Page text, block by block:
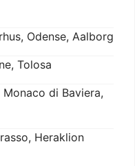
Odense, Aalborg
Tolosa
di Baviera,
Heraklion